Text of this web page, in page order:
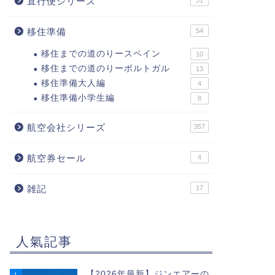
移住準備 54
移住までの道のりースペイン 10
移住までの道のりーポルトガル 13
移住準備大人編 4
移住準備小学生編 8
航空会社シリーズ 357
航空券セール 4
雑記 17
人氣記事